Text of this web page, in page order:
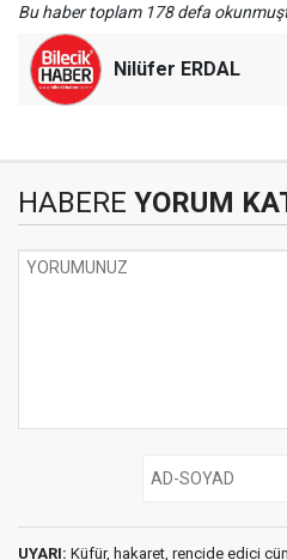
Bu haber toplam 178 defa
Nilüfer ERDAL
HABERE YORUM
UYARI: Küfür, hakaret, rencide edici